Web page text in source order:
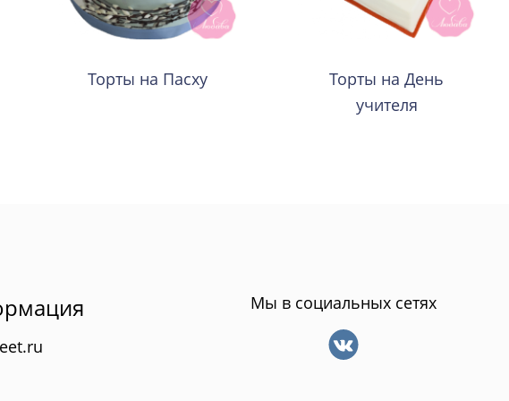
Торты на Пасху
Торты на День
учителя
Мы в социальных сетях